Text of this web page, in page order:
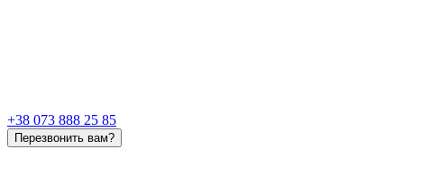
+38 073 888 25 85
Перезвонить вам?